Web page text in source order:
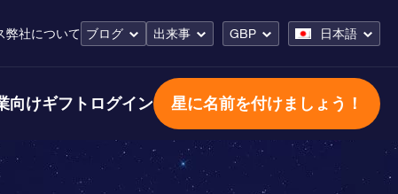
弊社について ブログ 出来事 GBP 日本語
向けギフト ログイン 星に名前を付けましょう！